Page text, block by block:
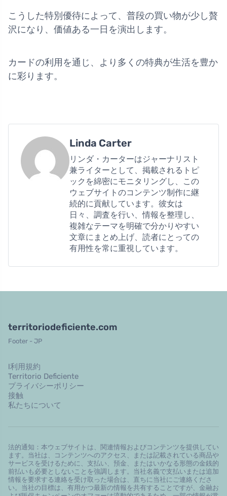
こうした特別優待によって、普段の買い物が少し贅
沢になり、価値ある一日を演出します。
カードの利用を通じ、より多くの特典が生活を豊か
に彩ります。
Linda Carter
リンダ・カーターはジャーナリスト
兼ライターとして、掲載されるトピ
ックを綿密にモニタリングし、この
ウェブサイトのコンテンツ制作に継
続的に貢献しています。彼女は
日々、調査を行い、情報を整理し、
複雑なテーマを明確で分かりやすい
文章にまとめ上げ、読者にとっての
有用性を常に重視しています。
territoriodeficiente.com
Footer - JP
l利用規約
Territorio Deficiente
プライバシーポリシー
接触
私たちについて
法的通知：本ウェブサイトは、関連情報およびコンテンツを提供してい
ます。当社は、コンテンツへのアクセス、または記載されている商品や
サービスを受けるために、支払い、預金、またはいかなる形態の金銭的
前払いも必要としないことを強調します。当社名義で支払いまたは追加
情報を要求する連絡を受け取った場合は、直ちに当社にご連絡くださ
い。当社の目標は、有用かつ最新の情報を共有することですが、金融お